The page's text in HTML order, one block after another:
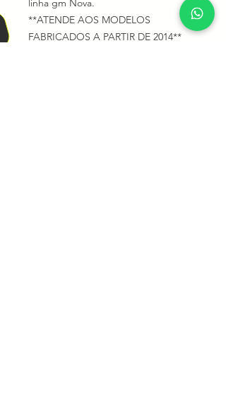
linha gm Nova.
**ATENDE AOS MODELOS
FABRICADOS A PARTIR DE 2014**